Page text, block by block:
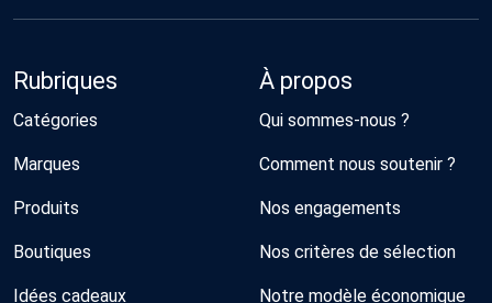
Rubriques
Catégories
Marques
Produits
Boutiques
Idées cadeaux
À propos
Qui sommes-nous ?
Comment nous soutenir ?
Nos engagements
Nos critères de sélection
Notre modèle économique